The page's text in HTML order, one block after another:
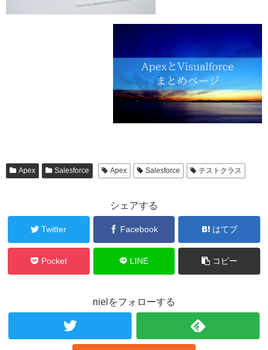
Apex Salesforce Apex Salesforce テストクラス
シェアする
Twitter Facebook はてブ
Pocket LINE コピー
nielをフォローする